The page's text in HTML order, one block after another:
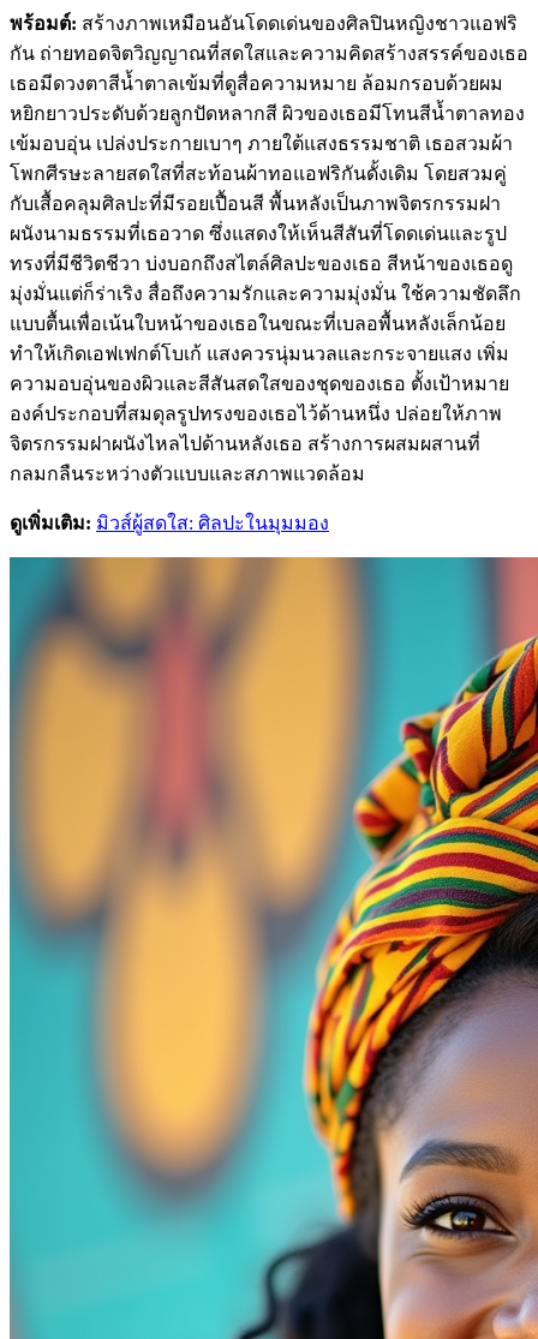
พร้อมต์: สร้างภาพเหมือนอันโดดเด่นของศิลปินหญิงชาวแอฟริ
กัน ถ่ายทอดจิตวิญญาณที่สดใสและความคิดสร้างสรรค์ของเธอ
เธอมีดวงตาสีน้ำตาลเข้มที่ดูสื่อความหมาย ล้อมกรอบด้วยผม
หยิกยาวประดับด้วยลูกปัดหลากสี ผิวของเธอมีโทนสีน้ำตาลทอง
เข้มอบอุ่น เปล่งประกายเบาๆ ภายใต้แสงธรรมชาติ เธอสวมผ้า
โพกศีรษะลายสดใสที่สะท้อนผ้าทอแอฟริกันดั้งเดิม โดยสวมคู่
กับเสื้อคลุมศิลปะที่มีรอยเปื้อนสี พื้นหลังเป็นภาพจิตรกรรมฝา
ผนังนามธรรมที่เธอวาด ซึ่งแสดงให้เห็นสีสันที่โดดเด่นและรูป
ทรงที่มีชีวิตชีวา บ่งบอกถึงสไตล์ศิลปะของเธอ สีหน้าของเธอดู
มุ่งมั่นแต่ก็ร่าเริง สื่อถึงความรักและความมุ่งมั่น ใช้ความชัดลึก
แบบตื้นเพื่อเน้นใบหน้าของเธอในขณะที่เบลอพื้นหลังเล็กน้อย
ทำให้เกิดเอฟเฟกต์โบเก้ แสงควรนุ่มนวลและกระจายแสง เพิ่ม
ความอบอุ่นของผิวและสีสันสดใสของชุดของเธอ ตั้งเป้าหมาย
องค์ประกอบที่สมดุลรูปทรงของเธอไว้ด้านหนึ่ง ปล่อยให้ภาพ
จิตรกรรมฝาผนังไหลไปด้านหลังเธอ สร้างการผสมผสานที่
กลมกลืนระหว่างตัวแบบและสภาพแวดล้อม
ดูเพิ่มเติม: มิวส์ผู้สดใส: ศิลปะในมุมมอง